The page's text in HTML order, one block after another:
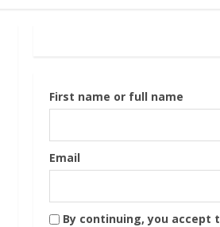
First name or full name
Email
By continuing, you accept